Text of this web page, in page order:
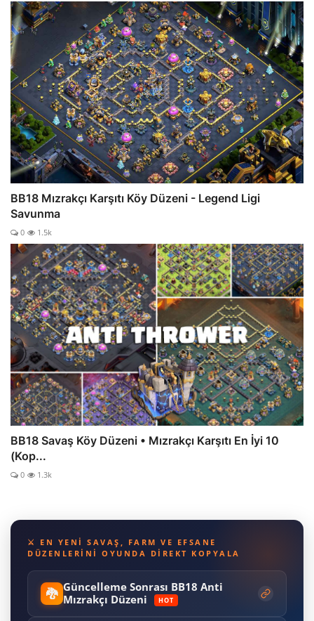
BB18 Mızrakçı Karşıtı Köy Düzeni - Legend Ligi
Savunma
0 1.5k
BB18 Savaş Köy Düzeni • Mızrakçı Karşıtı En İyi 10
(Kop...
0 1.3k
⚔️ EN YENI SAVAŞ, FARM VE EFSANE
DÜZENLERINI OYUNDA DIREKT KOPYALA
🐉 Güncelleme Sonrası BB18 Anti
Mızrakçı Düzeni
HOT